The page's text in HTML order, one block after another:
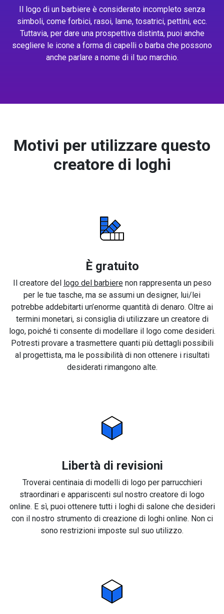
Il logo di un barbiere è considerato incompleto senza
simboli, come forbici, rasoi, lame, tosatrici, pettini, ecc.
Tuttavia, per dare una prospettiva distinta, puoi anche
scegliere le icone a forma di capelli o barba che possono
anche parlare a nome di il tuo marchio.
Motivi per utilizzare questo
creatore di loghi
È gratuito
Il creatore del logo del barbierenon rappresenta un peso
per le tue tasche, ma se assumi un designer, lui/lei
potrebbe addebitarti un’enorme quantità di denaro. Oltre ai
termini monetari, si consiglia di utilizzare un creatore di
logo, poiché ti consente di modellare il logo come desideri.
Potresti provare a trasmettere quanti più dettagli possibili
al progettista, ma le possibilità di non ottenere i risultati
desiderati rimangono alte.
Libertà di revisioni
Troverai centinaia di modelli di logo per parrucchieri
straordinari e appariscenti sul nostro creatore di logo
online. E sì, puoi ottenere tutti i loghi di salone che desideri
con il nostro strumento di creazione di loghi online. Non ci
sono restrizioni imposte sul suo utilizzo.